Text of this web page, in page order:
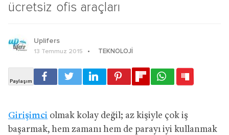
ücretsiz ofis araçları
Uplifers
13 Temmuz 2015 TEKNOLOJI
Girişimci olmak kolay değil; az kişiyle çok iş
başarmak, hem zamanı hem de parayı iyi kullanmak